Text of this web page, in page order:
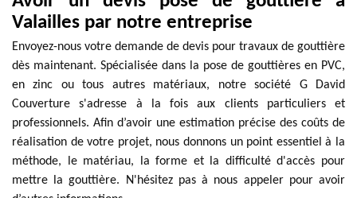
Valailles par notre entreprise
Envoyez-nous votre demande de devis pour travaux de gouttière
dès maintenant. Spécialisée dans la pose de gouttières en PVC,
en zinc ou tous autres matériaux, notre société G David
Couverture s'adresse à la fois aux clients particuliers et
professionnels. Afin d’avoir une estimation précise des coûts de
réalisation de votre projet, nous donnons un point essentiel à la
méthode, le matériau, la forme et la difficulté d'accès pour
mettre la gouttière. N'hésitez pas à nous appeler pour avoir